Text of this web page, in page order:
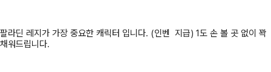
팔라딘 레지가 가장 중요한 캐릭터 입니다. (인벤 지급) 1도 손 볼 곳 없이 꽉
채워드립니다.